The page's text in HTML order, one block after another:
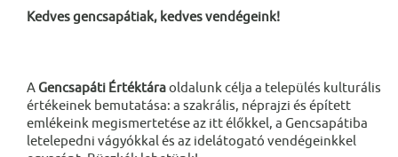
Kedves gencsapátiak, kedves vendégeink!
A Gencsapáti Értéktáraoldalunk célja a település kulturális
értékeinek bemutatása: a szakrális, néprajzi és épített
emlékeink megismertetése az itt élőkkel, a Gencsapátiba
letelepedni vágyókkal és az idelátogató vendégeinkkel